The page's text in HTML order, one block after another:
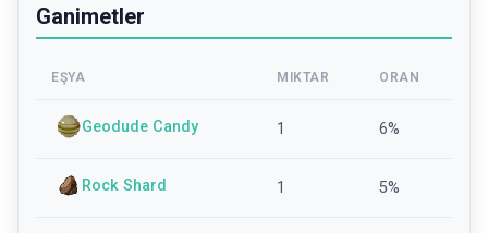
Ganimetler
EŞYA MIKTAR ORAN
Geodude Candy 1 6%
Rock Shard 1 5%